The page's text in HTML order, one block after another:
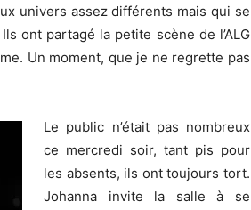
univers assez différents mais qui se
ont partagé la petite scène de l’ALG
Un moment, que je ne regrette pas
Le public n’était pas nombreux
ce mercredi soir, tant pis pour
les absents, ils ont toujours tort.
Johanna invite la salle à se